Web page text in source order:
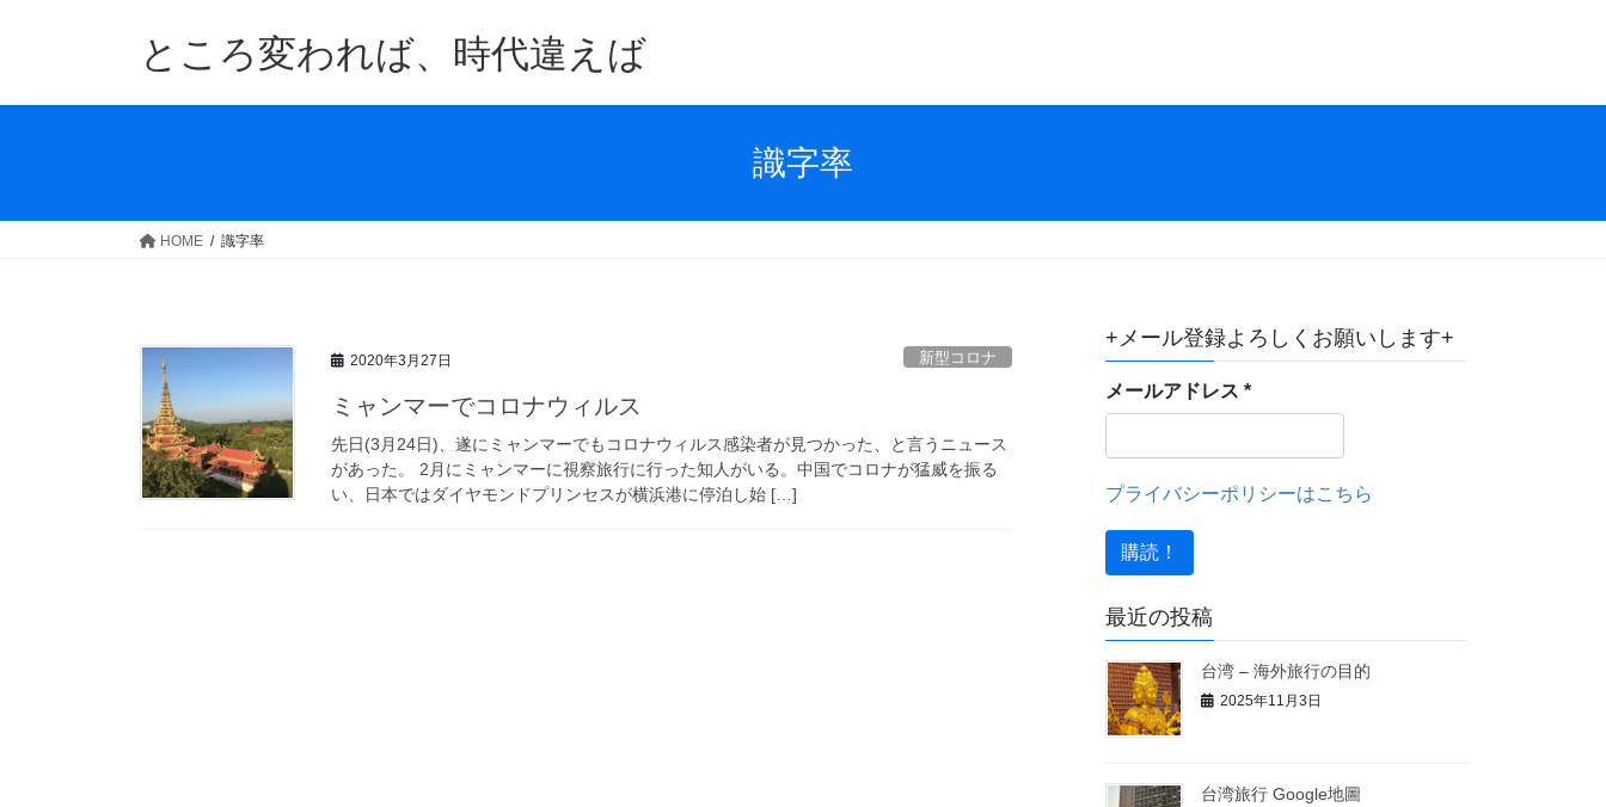
ところ変われば、時代違えば
識字率
HOME 識字率
2020年3月27日 新型コロナ
ミャンマーでコロナウィルス
先日(3月24日)、遂にミャンマーでもコロナウィルス感染者が見つかった、と言うニュース
があった。 2月にミャンマーに視察旅行に行った知人がいる。中国でコロナが猛威を振る
い、日本ではダイヤモンドプリンセスが横浜港に停泊し始 […]
+メール登録よろしくお願いします+
メールアドレス*
プライバシーポリシーはこちら
最近の投稿
台湾 – 海外旅行の目的
2025年11月3日
台湾旅行 Google地圖